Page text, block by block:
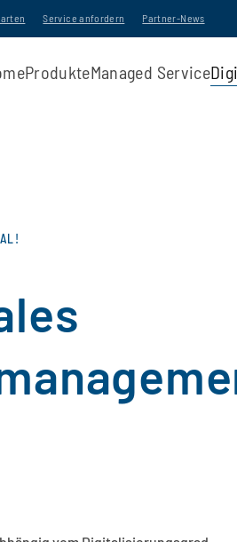
Service anfordern Partner-News
ProdukteManaged Service